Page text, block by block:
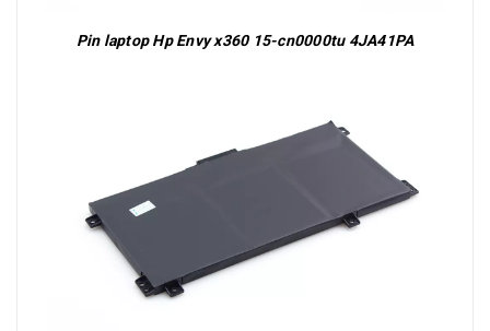
Pin laptop Hp Envy x360 15-cn0000tu 4JA41PA